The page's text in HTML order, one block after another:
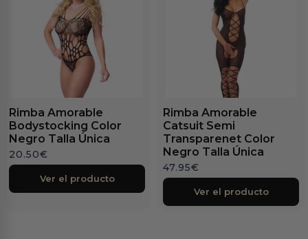
Rimba Amorable
Bodystocking Color
Negro Talla Única
20.50€
Ver el producto
Rimba Amorable
Catsuit Semi
Transparenet Color
Negro Talla Única
47.95€
Ver el producto